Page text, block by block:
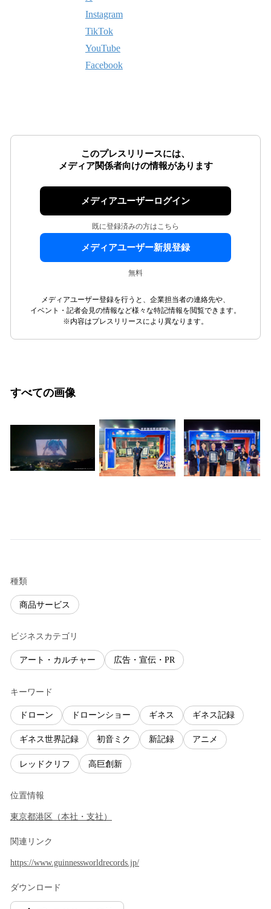
Instagram
TikTok
YouTube
Facebook
このプレスリリースには、
メディア関係者向けの情報があります
メディアユーザーログイン
既に登録済みの方はこちら
メディアユーザー新規登録
無料
メディアユーザー登録を行うと、企業担当者の連絡先や、
イベント・記者会見の情報など様々な特記情報を閲覧できます。
※内容はプレスリリースにより異なります。
すべての画像
種類
商品サービス
ビジネスカテゴリ
アート・カルチャー 広告・宣伝・PR
キーワード
ドローン ドローンショー ギネス ギネス記録
ギネス世界記録 初音ミク 新記録 アニメ
レッドクリフ 高巨創新
位置情報
東京都港区 （本社・支社 ）
関連リンク
https://www.guinnessworldrecords.jp/
ダウンロード